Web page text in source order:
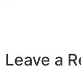
Leave a